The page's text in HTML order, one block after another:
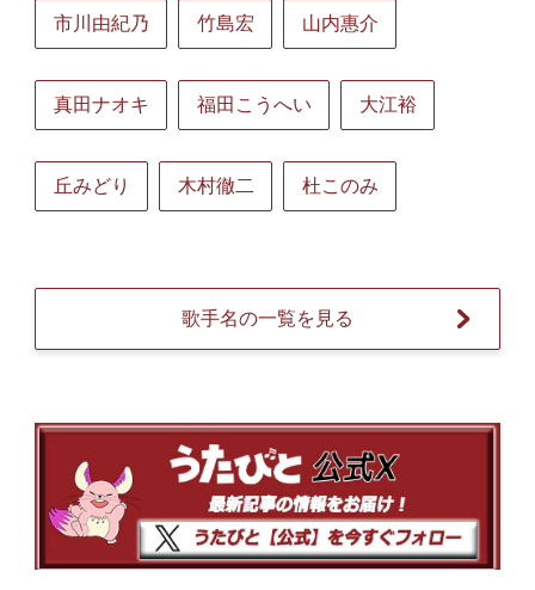
市川由紀乃 竹島宏 山内惠介
真田ナオキ 福田こうへい 大江裕
丘みどり 木村徹二 杜このみ
歌手名の一覧を見る